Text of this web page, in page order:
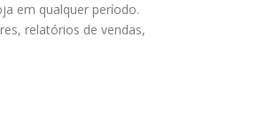
em qualquer período.
relatórios de vendas,